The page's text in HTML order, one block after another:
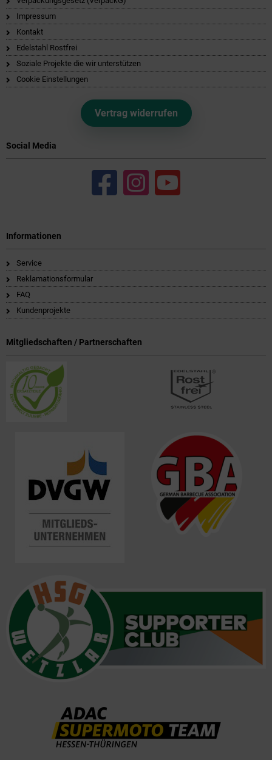
Impressum
Kontakt
Edelstahl Rostfrei
Soziale Projekte die wir unterstützen
Cookie Einstellungen
Vertrag widerrufen
Social Media
Informationen
Service
Reklamationsformular
FAQ
Kundenprojekte
Mitgliedschaften / Partnerschaften